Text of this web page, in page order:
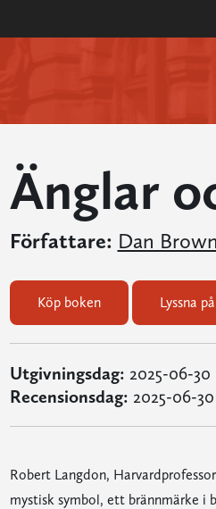
Änglar
Författare: Dan Brown
Köp boken Lyssna
Utgivningsdag: 2025-06-30
Recensionsdag: 2025-06-30
Robert Langdon,
mystisk symbol, ett brännmärke